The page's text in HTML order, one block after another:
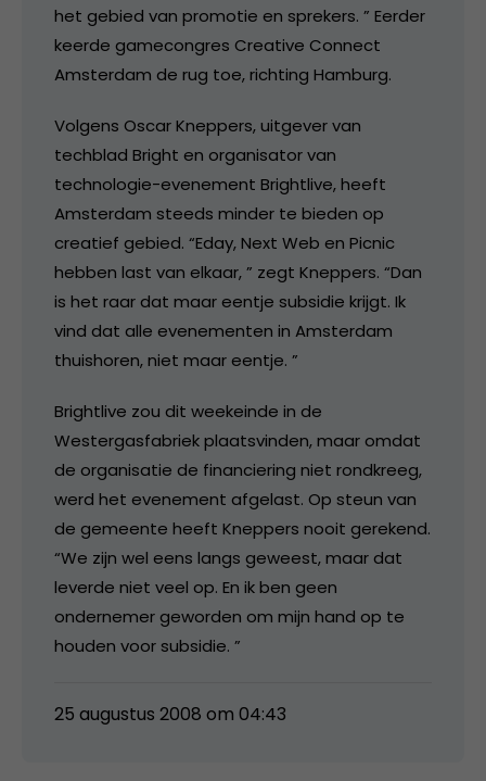
het gebied van promotie en sprekers. ” Eerder
keerde gamecongres Creative Connect
Amsterdam de rug toe, richting Hamburg.
Volgens Oscar Kneppers, uitgever van
techblad Bright en organisator van
technologie-evenement Brightlive, heeft
Amsterdam steeds minder te bieden op
creatief gebied. “Eday, Next Web en Picnic
hebben last van elkaar, ” zegt Kneppers. “Dan
is het raar dat maar eentje subsidie krijgt. Ik
vind dat alle evenementen in Amsterdam
thuishoren, niet maar eentje. ”
Brightlive zou dit weekeinde in de
Westergasfabriek plaatsvinden, maar omdat
de organisatie de financiering niet rondkreeg,
werd het evenement afgelast. Op steun van
de gemeente heeft Kneppers nooit gerekend.
“We zijn wel eens langs geweest, maar dat
leverde niet veel op. En ik ben geen
ondernemer geworden om mijn hand op te
houden voor subsidie. ”
25 augustus 2008 om 04:43